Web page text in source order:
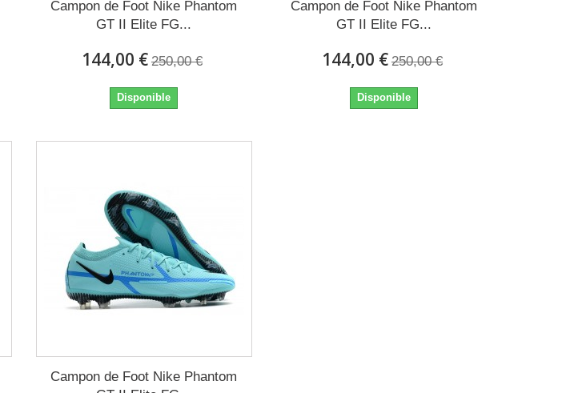
Campon de Foot Nike Phantom
GT II Elite FG...
144,00 € 250,00 €
Disponible
Campon de Foot Nike Phantom
GT II Elite FG...
144,00 € 250,00 €
Disponible
Campon de Foot Nike Phantom